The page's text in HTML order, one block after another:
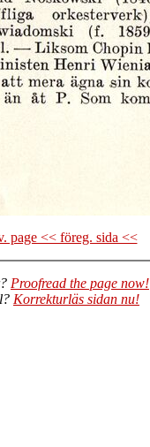
page << föreg. sida <<
Proofread the page now!
Korrekturläs sidan nu!